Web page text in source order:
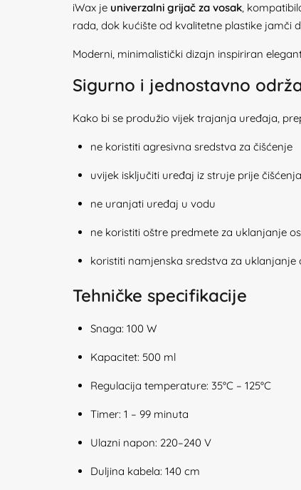
iWax je univerzalni grijač za vosak,
rada, dok kućište od kvalitetne plastike jamči
Moderni, minimalistički dizajn inspiriran
Sigurno i jednostavno
Kako bi se produžio vijek trajanja uređaja,
ne koristiti agresivna sredstva za čišćenje
uvijek isključiti uređaj iz struje prije čišćenja
ne uranjati uređaj u vodu
ne koristiti oštre predmete za uklanjanje
koristiti namjenska sredstva za uklanjanje
Tehničke specifikacije
Snaga: 100 W
Kapacitet: 500 ml
Regulacija temperature: 35°C – 125°C
Timer: 1 – 99 minuta
Ulazni napon: 220–240 V
Duljina kabela: 140 cm